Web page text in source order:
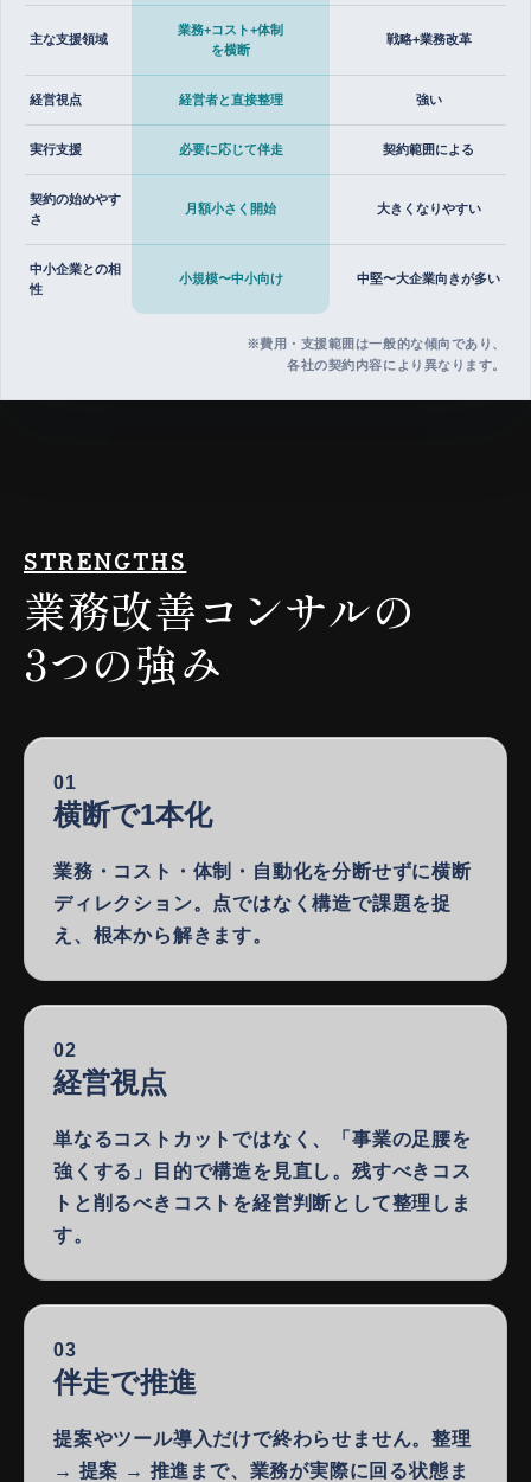
主な支援領域
業務+コスト+体制
を横断
戦略+業務改革
経営視点 経営者と直接整理 強い
実行支援 必要に応じて伴走 契約範囲による
契約の始めやす
さ
月額小さく開始 大きくなりやすい
中小企業との相
性
小規模〜中小向け 中堅〜大企業向きが多い
※費用・支援範囲は一般的な傾向であり、
各社の契約内容により異なります。
STRENGTHS
業務改善コンサルの
3つの強み
01
横断で1本化
業務・コスト・体制・自動化を分断せずに横断
ディレクション。点ではなく構造で課題を捉
え、根本から解きます。
02
経営視点
単なるコストカットではなく、「事業の足腰を
強くする」目的で構造を見直し。残すべきコス
トと削るべきコストを経営判断として整理しま
す。
03
伴走で推進
提案やツール導入だけで終わらせません。整理
→ 提案 → 推進まで、業務が実際に回る状態ま